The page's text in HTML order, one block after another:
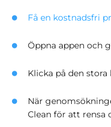
Få en kostnadsfri
Öppna appen och
Klicka på den stora
När
Clean för att rensa